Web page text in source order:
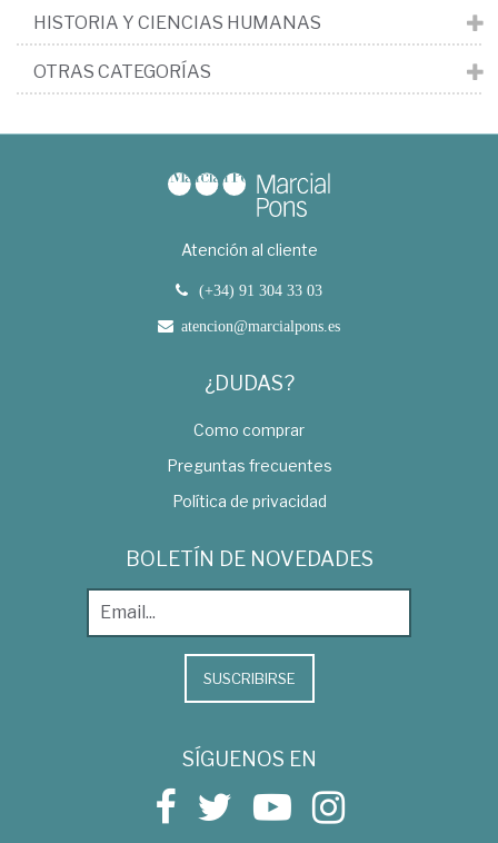
HISTORIA Y CIENCIAS HUMANAS
OTRAS CATEGORÍAS
Atención al cliente
(+34) 91 304 33 03
atencion@marcialpons.es
¿DUDAS?
Como comprar
Preguntas frecuentes
Política de privacidad
BOLETÍN DE NOVEDADES
SUSCRIBIRSE
SÍGUENOS EN